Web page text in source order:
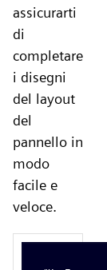
assicurarti
di
completare
i disegni
del layout
del
pannello in
modo
facile e
veloce.